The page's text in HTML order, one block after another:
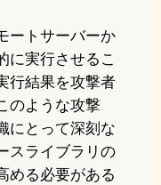
ートサーバーか
に実行させるこ
行結果を攻撃者
のような攻撃
にとって深刻な
スライブラリの
める必要がある